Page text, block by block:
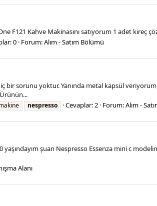
F121 Kahve Makinasını satıyorum 1 adet kireç
0 Forum:Alım - Satım Bölümü
bir sorunu yoktur. Yanında metal kapsül
nespresso Cevaplar: 2 Forum:Alım -
şuan Nespresso Essenza mini c
Alanı